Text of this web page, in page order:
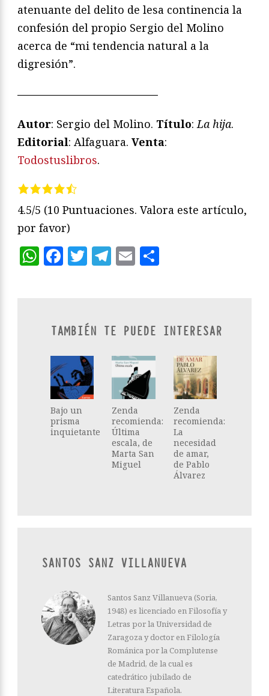
atenuante del delito de lesa continencia la
confesión del propio Sergio del Molino
acerca de “mi tendencia natural a la
digresión”.
—————————————
Autor: Sergio del Molino. Título:La hija.
Editorial: Alfaguara. Venta:
Todostuslibros.
4.5/5 (10 Puntuaciones. Valora este artículo,
por favor)
WhatsApp
Facebook
Twitter
Telegram
Email
TAMBIÉN TE PUEDE INTERESAR
Bajo un
prisma
inquietante
Zenda
recomienda:
Última
escala, de
Marta San
Miguel
Zenda
recomienda:
La
necesidad
de amar,
de Pablo
Álvarez
SANTOS SANZ VILLANUEVA
Santos Sanz Villanueva (Soria,
1948) es licenciado en Filosofía y
Letras por la Universidad de
Zaragoza y doctor en Filología
Románica por la Complutense
de Madrid, de la cual es
catedrático jubilado de
Literatura Españo­la.